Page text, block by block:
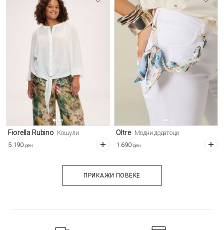
Fiorella Rubino Кошули
5.190 ден
Oltre Модни додатоци
1.690 ден
ПРИКАЖИ ПОВЕЌЕ